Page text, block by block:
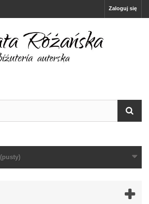
Zaloguj się
(pusty)